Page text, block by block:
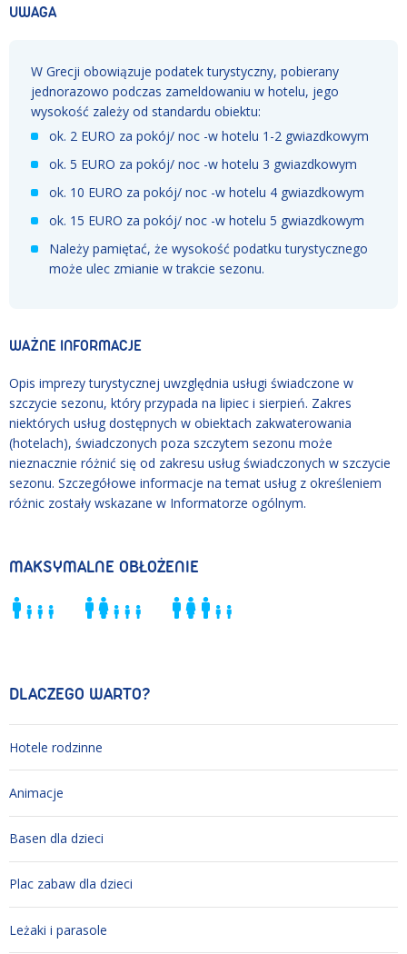
UWAGA
W Grecji obowiązuje podatek turystyczny, pobierany
jednorazowo podczas zameldowaniu w hotelu, jego
wysokość zależy od standardu obiektu:
ok. 2 EURO za pokój/ noc -w hotelu 1-2 gwiazdkowym
ok. 5 EURO za pokój/ noc -w hotelu 3 gwiazdkowym
ok. 10 EURO za pokój/ noc -w hotelu 4 gwiazdkowym
ok. 15 EURO za pokój/ noc -w hotelu 5 gwiazdkowym
Należy pamiętać, że wysokość podatku turystycznego
może ulec zmianie w trakcie sezonu.
WAŻNE INFORMACJE
Opis imprezy turystycznej uwzględnia usługi świadczone w
szczycie sezonu, który przypada na lipiec i sierpień. Zakres
niektórych usług dostępnych w obiektach zakwaterowania
(hotelach), świadczonych poza szczytem sezonu może
nieznacznie różnić się od zakresu usług świadczonych w szczycie
sezonu. Szczegółowe informacje na temat usług z określeniem
różnic zostały wskazane w Informatorze ogólnym.
MAKSYMALNE OBŁOŻENIE
DLACZEGO WARTO?
Hotele rodzinne
Animacje
Basen dla dzieci
Plac zabaw dla dzieci
Leżaki i parasole